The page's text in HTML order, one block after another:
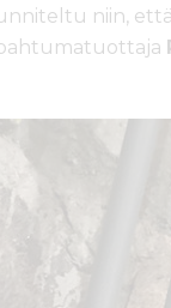
niin,